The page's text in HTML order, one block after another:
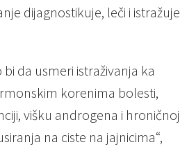
dijagnostikuje, leči i istražuje
da usmeri istraživanja ka
korenima bolesti,
višku androgena i hroničnoj
na ciste na jajnicima“,